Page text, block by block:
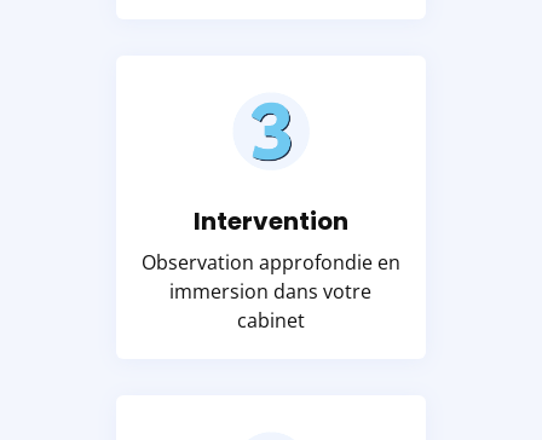
Intervention
Observation approfondie en
immersion dans votre
cabinet